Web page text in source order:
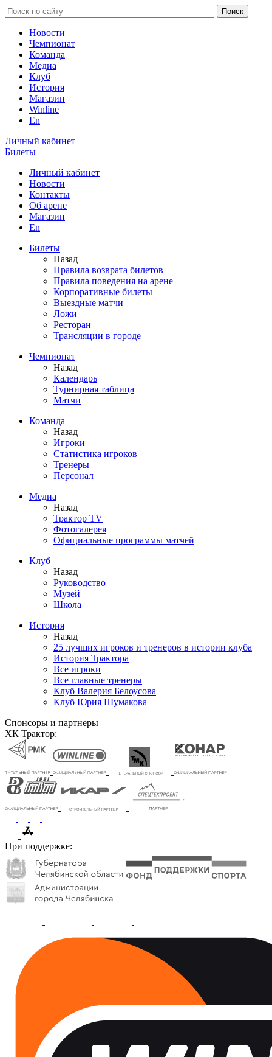
Новости
Чемпионат
Команда
Медиа
Клуб
История
Магазин
Winline
En
Личный кабинет
Билеты
Личный кабинет
Новости
Контакты
Об арене
Магазин
En
Билеты
Назад
Правила возврата билетов
Правила поведения на арене
Корпоративные билеты
Выездные матчи
Ложи
Ресторан
Трансляции в городе
Чемпионат
Назад
Календарь
Турнирная таблица
Матчи
Команда
Назад
Игроки
Статистика игроков
Тренеры
Персонал
Медиа
Назад
Трактор TV
Фотогалерея
Официальные программы матчей
Клуб
Назад
Руководство
Музей
Школа
История
Назад
25 лучших игроков и тренеров в истории клуба
История Трактора
Все игроки
Все главные тренеры
Клуб Валерия Белоусова
Клуб Юрия Шумакова
Спонсоры и партнеры
ХК Трактор:
При поддержке: